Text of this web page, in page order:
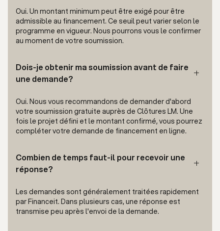
Oui. Un montant minimum peut être exigé pour être
admissible au financement. Ce seuil peut varier selon le
programme en vigueur. Nous pourrons vous le confirmer
au moment de votre soumission.
Dois-je obtenir ma soumission avant de faire
une demande?
Oui. Nous vous recommandons de demander d'abord
votre soumission gratuite auprès de Clôtures LM. Une
fois le projet défini et le montant confirmé, vous pourrez
compléter votre demande de financement en ligne.
Combien de temps faut-il pour recevoir une
réponse?
Les demandes sont généralement traitées rapidement
par Financeit. Dans plusieurs cas, une réponse est
transmise peu après l'envoi de la demande.